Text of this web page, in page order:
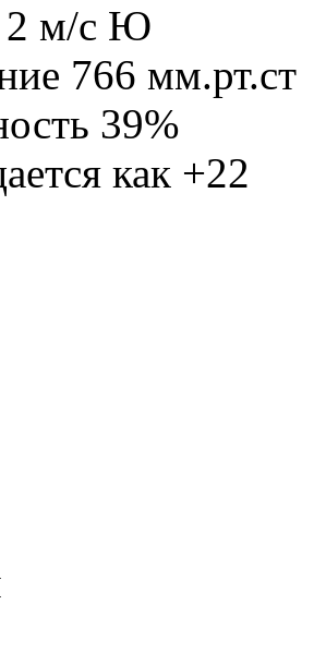
2 м/с Ю
766 мм.рт.ст
39%
как +22